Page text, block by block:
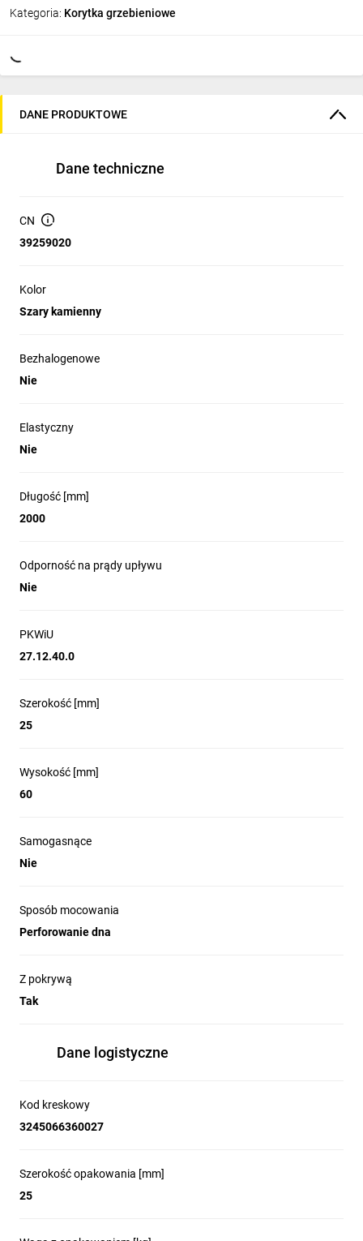
Kategoria: Korytka grzebieniowe
DANE PRODUKTOWE
Dane techniczne
CN
39259020
Kolor
Szary kamienny
Bezhalogenowe
Nie
Elastyczny
Nie
Długość [mm]
2000
Odporność na prądy upływu
Nie
PKWiU
27.12.40.0
Szerokość [mm]
25
Wysokość [mm]
60
Samogasnące
Nie
Sposób mocowania
Perforowanie dna
Z pokrywą
Tak
Dane logistyczne
Kod kreskowy
3245066360027
Szerokość opakowania [mm]
25